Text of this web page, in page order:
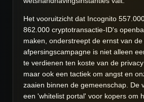
Het vooruitzicht dat Incognito
862.000 cryptotransactie-ID's
maken, onderstreept de ernst van
afpersingscampagne is niet alleen
te verdienen ten koste van de
maar ook een tactiek om angst en
zaaien binnen de gemeenschap. De
een 'whitelist portal' voor kopers om